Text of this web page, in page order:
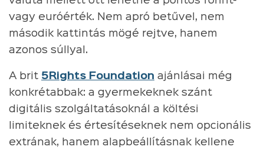
vagy euróérték. Nem apró betűvel, nem
második kattintás mögé rejtve, hanem
azonos súllyal.
A brit 5Rights Foundation ajánlásai még
konkrétabbak: a gyermekeknek szánt
digitális szolgáltatásoknál a költési
limiteknek és értesítéseknek nem opcionális
extrának, hanem alapbeállításnak kellene